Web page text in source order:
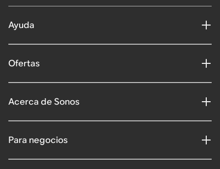
Ayuda
Ofertas
Acerca de Sonos
Para negocios